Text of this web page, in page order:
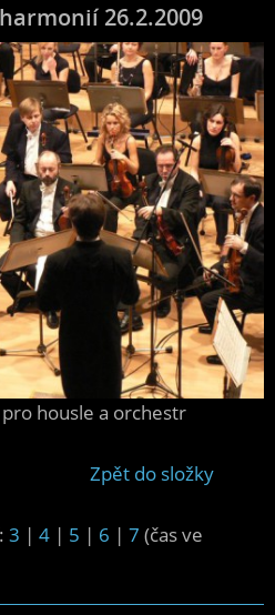
26.2.2009
housle a orchestr
Zpět do složky
3 | 4 | 5 | 6 | 7 (čas ve